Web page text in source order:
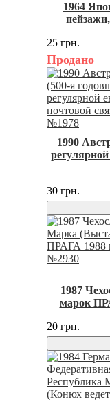
1964
25 грн.
Продано
1990
30 грн.
1987
марок
20 грн.